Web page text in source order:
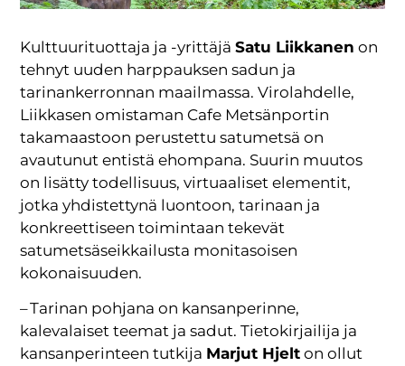
Kulttuurituottaja ja -yrittäjäSatu Liikkanen on
tehnyt uuden harppauksen sadun ja
tarinankerronnan maailmassa. Virolahdelle,
Liikkasen omistaman Cafe Metsänportin
takamaastoon perustettu satumetsä on
avautunut entistä ehompana. Suurin muutos
on lisätty todellisuus, virtuaaliset elementit,
jotka yhdistettynä luontoon, tarinaan ja
konkreettiseen toimintaan tekevät
satumetsäseikkailusta monitasoisen
kokonaisuuden.
– Tarinan pohjana on kansanperinne,
kalevalaiset teemat ja sadut. Tietokirjailija ja
kansanperinteen tutkija Marjut Hjelt on ollut